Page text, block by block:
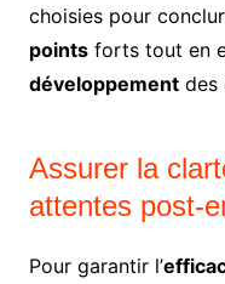
choisies pour
pointsforts tout en
développementdes
Assurer la
attentes post-
Pour garantir l’